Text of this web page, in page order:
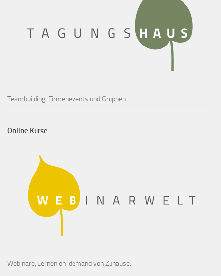
Teambuilding, Firmenevents und Gruppen.
Online Kurse
Webinare, Lernen on-demand von Zuhause.